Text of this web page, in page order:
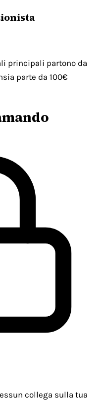
principali partono da
parte da 100€
collega sulla tua